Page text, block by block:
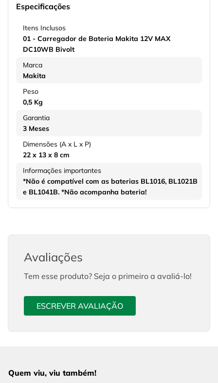
Especificações
Itens Inclusos
01 - Carregador de Bateria Makita 12V MAX
DC10WB Bivolt
Marca
Makita
Peso
0,5 Kg
Garantia
3 Meses
Dimensões (A x L x P)
22 x 13 x 8 cm
Informações importantes
*Não é compatível com as baterias BL1016, BL1021B
e BL1041B. *Não acompanha bateria!
Avaliações
Tem esse produto? Seja o primeiro a avaliá-lo!
ESCREVER AVALIAÇÃO
Quem viu, viu também!